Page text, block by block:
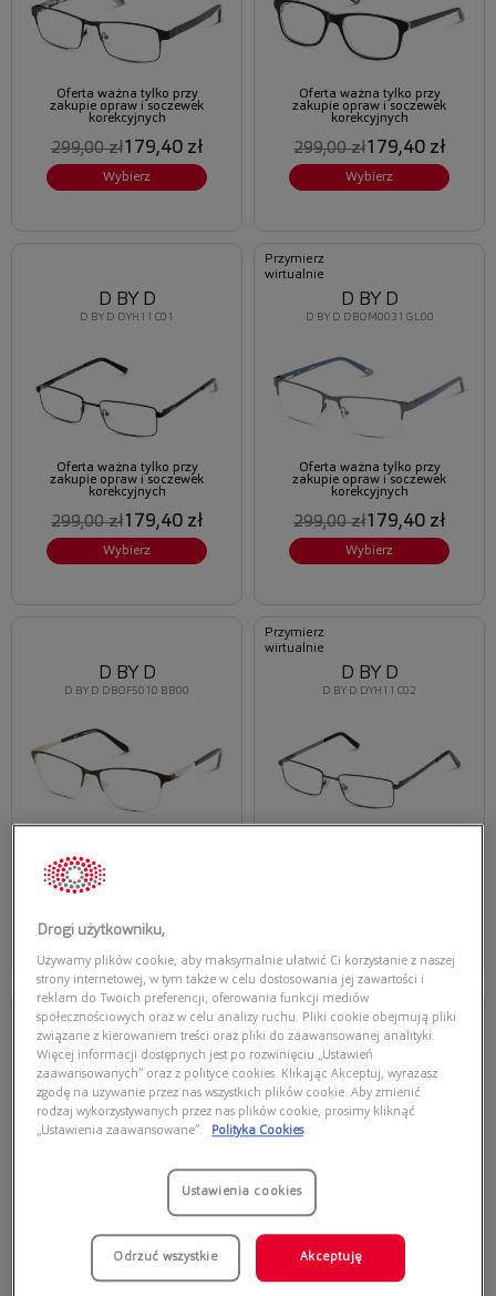
Oferta ważna tylko przy
zakupie opraw i soczewek
korekcyjnych
299,00 zł179,40 zł
Wybierz
Oferta ważna tylko przy
zakupie opraw i soczewek
korekcyjnych
299,00 zł179,40 zł
Wybierz
D BY D DYH11 C01
D BY D
Oferta ważna tylko przy
zakupie opraw i soczewek
korekcyjnych
299,00 zł179,40 zł
Wybierz
Przymierz
wirtualnie
D BY D DBOM0031 GL00
D BY D
Oferta ważna tylko przy
zakupie opraw i soczewek
korekcyjnych
299,00 zł179,40 zł
Wybierz
D BY D DBOF5010 BB00
D BY D
korekcyjnych
299,00 zł
Wybierz
Przymierz
wirtualnie
D BY D DYH11 C02
D BY D
Przymierz
wirtualnie
D BY D DBOF0036 NN00
D BY D
Oferta ważna tylko przy
korekcyjnych
179,40 zł
Przymierz
wirtualnie
D BY D DBOF0039 BB00
D BY D
Oferta ważna tylko przy
korekcyjnych
299,00 zł
Drogi użytkowniku,
Używamy plików cookie, aby maksymalnie ułatwić Ci korzystanie z naszej
strony internetowej, w tym także w celu dostosowania jej zawartości i
reklam do Twoich preferencji, oferowania funkcji mediów
społecznościowych oraz w celu analizy ruchu. Pliki cookie obejmują pliki
związane z kierowaniem treści oraz pliki do zaawansowanej analityki.
Więcej informacji dostępnych jest po rozwinięciu „Ustawień
zaawansowanych” oraz z polityce cookies. Klikając Akceptuj, wyrażasz
zgodę na używanie przez nas wszystkich plików cookie. Aby zmienić
rodzaj wykorzystywanych przez nas plików cookie, prosimy kliknąć
„Ustawienia zaawansowane”.
Polityka Cookies
Ustawienia cookies
Odrzuć wszystkie Akceptuję